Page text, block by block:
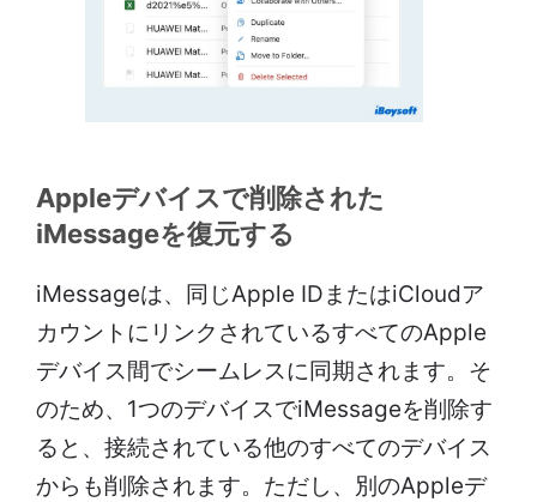
Appleデバイスで削除された
iMessageを復元する
iMessageは、同じApple IDまたはiCloudア
カウントにリンクされているすべてのApple
デバイス間でシームレスに同期されます。そ
のため、1つのデバイスでiMessageを削除す
ると、接続されている他のすべてのデバイス
からも削除されます。ただし、別のAppleデ